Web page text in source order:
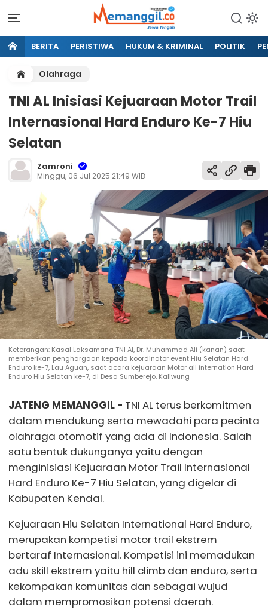
BERITA PERISTIWA HUKUM & KRIMINAL POLITIK
Olahraga
TNI AL Inisiasi Kejuaraan Motor Trail
Internasional Hard Enduro Ke-7 Hiu
Selatan
Zamroni
Minggu, 06 Jul 2025 21:49 WIB
Keterangan: Kasal Laksamana TNI Al, Dr. Muhammad Ali (kanan) saat
memberikan penghargaan kepada koordinator event Hiu Selatan Hard
Enduro ke-7, Lau Aguan, saat acara kejuaraan Motor ail internation Hard
Enduro Hiu Selatan ke-7, di Desa Sumberejo, Kaliwung
JATENG MEMANGGIL - TNI AL terus berkomitmen
dalam mendukung serta mewadahi para pecinta
olahraga otomotif yang ada di Indonesia. Salah
satu bentuk dukunganya yaitu dengan
menginisiasi Kejuaraan Motor Trail Internasional
Hard Enduro Ke-7 Hiu Selatan, yang digelar di
Kabupaten Kendal.
Kejuaraan Hiu Selatan International Hard Enduro,
merupakan kompetisi motor trail ekstrem
bertaraf Internasional. Kompetisi ini memadukan
adu skill ekstrem yaitu hill climb dan enduro, serta
kekompakan komunitas dan sebagai wujud
dalam mempromosikan potensi daerah.